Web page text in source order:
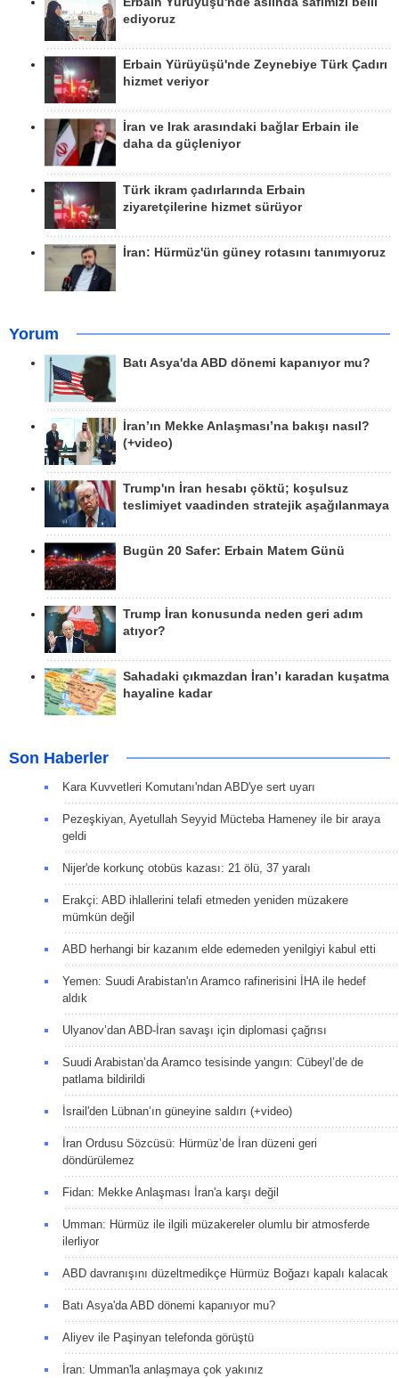
ediyoruz
Erbain Yürüyüşü'nde Zeynebiye Türk Çadırı
hizmet veriyor
İran ve Irak arasındaki bağlar Erbain ile
daha da güçleniyor
Türk ikram çadırlarında Erbain
ziyaretçilerine hizmet sürüyor
İran: Hürmüz'ün güney rotasını tanımıyoruz
Yorum
Batı Asya'da ABD dönemi kapanıyor mu?
İran’ın Mekke Anlaşması’na bakışı nasıl?
(+video)
Trump'ın İran hesabı çöktü; koşulsuz
teslimiyet vaadinden stratejik aşağılanmaya
Bugün 20 Safer: Erbain Matem Günü
Trump İran konusunda neden geri adım
atıyor?
Sahadaki çıkmazdan İran’ı karadan kuşatma
hayaline kadar
Son Haberler
Kara Kuvvetleri Komutanı'ndan ABD'ye sert uyarı
Pezeşkiyan, Ayetullah Seyyid Mücteba Hameney ile bir araya
geldi
Nijer'de korkunç otobüs kazası: 21 ölü, 37 yaralı
Erakçi: ABD ihlallerini telafi etmeden yeniden müzakere
mümkün değil
ABD herhangi bir kazanım elde edemeden yenilgiyi kabul etti
Yemen: Suudi Arabistan'ın Aramco rafinerisini İHA ile hedef
aldık
Ulyanov’dan ABD-İran savaşı için diplomasi çağrısı
Suudi Arabistan’da Aramco tesisinde yangın: Cübeyl’de de
patlama bildirildi
İsrail'den Lübnan’ın güneyine saldırı (+video)
İran Ordusu Sözcüsü: Hürmüz’de İran düzeni geri
döndürülemez
Fidan: Mekke Anlaşması İran'a karşı değil
Umman: Hürmüz ile ilgili müzakereler olumlu bir atmosferde
ilerliyor
ABD davranışını düzeltmedikçe Hürmüz Boğazı kapalı kalacak
Batı Asya'da ABD dönemi kapanıyor mu?
Aliyev ile Paşinyan telefonda görüştü
İran: Umman'la anlaşmaya çok yakınız